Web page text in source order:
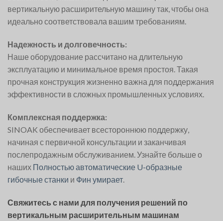
вертикальную расширительную машину так, чтобы она
идеально соответствовала вашим требованиям.
Надежность и долговечность:
Наше оборудование рассчитано на длительную
эксплуатацию и минимальное время простоя. Такая
прочная конструкция жизненно важна для поддержания
эффективности в сложных промышленных условиях.
Комплексная поддержка:
SINOAK обеспечивает всестороннюю поддержку,
начиная с первичной консультации и заканчивая
послепродажным обслуживанием. Узнайте больше о
наших Полностью автоматические U-образные
гибочные станки и Фин умирает.
Свяжитесь с нами для получения решений по
вертикальным расширительным машинам